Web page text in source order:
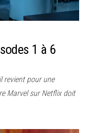
1 à 6
revient pour une
Marvel sur Netflix doit